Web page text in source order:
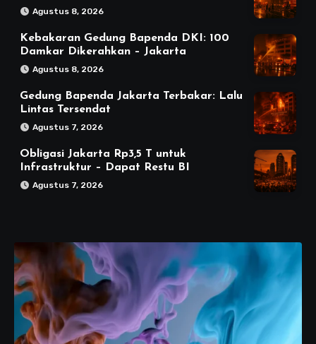
Agustus 8, 2026
Kebakaran Gedung Bapenda DKI: 100
Damkar Dikerahkan – Jakarta
Agustus 8, 2026
Gedung Bapenda Jakarta Terbakar: Lalu
Lintas Tersendat
Agustus 7, 2026
Obligasi Jakarta Rp3,5 T untuk
Infrastruktur – Dapat Restu BI
Agustus 7, 2026